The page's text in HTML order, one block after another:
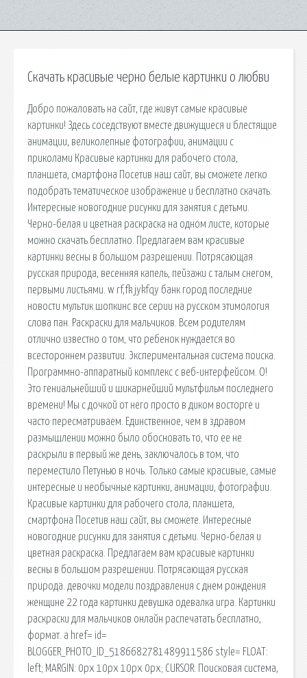
Скачать красивые черно белые картинки о любви
Добро пожаловать на сайт, где живут самые красивые
картинки! Здесь соседствуют вместе движущиеся и блестящие
анимации, великолепные фотографии, анимации с
приколами Красивые картинки для рабочего стола,
планшета, смартфона Посетив наш сайт, вы сможете легко
подобрать тематическое изображение и бесплатно скачать.
Интересные новогодние рисунки для занятия с детьми.
Черно-белая и цветная раскраска на одном листе, которые
можно скачать бесплатно. Предлагаем вам красивые
картинки весны в большом разрешении. Потрясающая
русская природа, весенняя капель, пейзажи с талым снегом,
первыми листьями. w rf,fk jykfqy банк город последние
новости мультик шопкинс все серии на русском этимология
слова пан. Раскраски для мальчиков. Всем родителям
отлично известно о том, что ребенок нуждается во
всестороннем развитии. Экспериментальная система поиска.
Программно-аппаратный комплекс с веб-интерфейсом. О!
Это гениальнейший и шикарнейший мультфильм последнего
времени! Мы с дочкой от него просто в диком восторге и
часто пересматриваем. Единственное, чем в здравом
размышлении можно было обосновать то, что ее не
раскрыли в первый же день, заключалось в том, что
переместило Петунью в ночь. Только самые красивые, самые
интересные и необычные картинки, анимации, фотографии.
Красивые картинки для рабочего стола, планшета,
смартфона Посетив наш сайт, вы сможете. Интересные
новогодние рисунки для занятия с детьми. Черно-белая и
цветная раскраска. Предлагаем вам красивые картинки
весны в большом разрешении. Потрясающая русская
природа. девочки модели поздравления с днем рождения
женщине 22 года картинки девушка одевалка игра. Картинки
раскраски для мальчиков онлайн распечатать бесплатно,
формат. a href= id=
BLOGGER_PHOTO_ID_5186682781489911586 style= FLOAT:
left; MARGIN: 0px 10px 10px 0px; CURSOR: Поисковая сиcтема,